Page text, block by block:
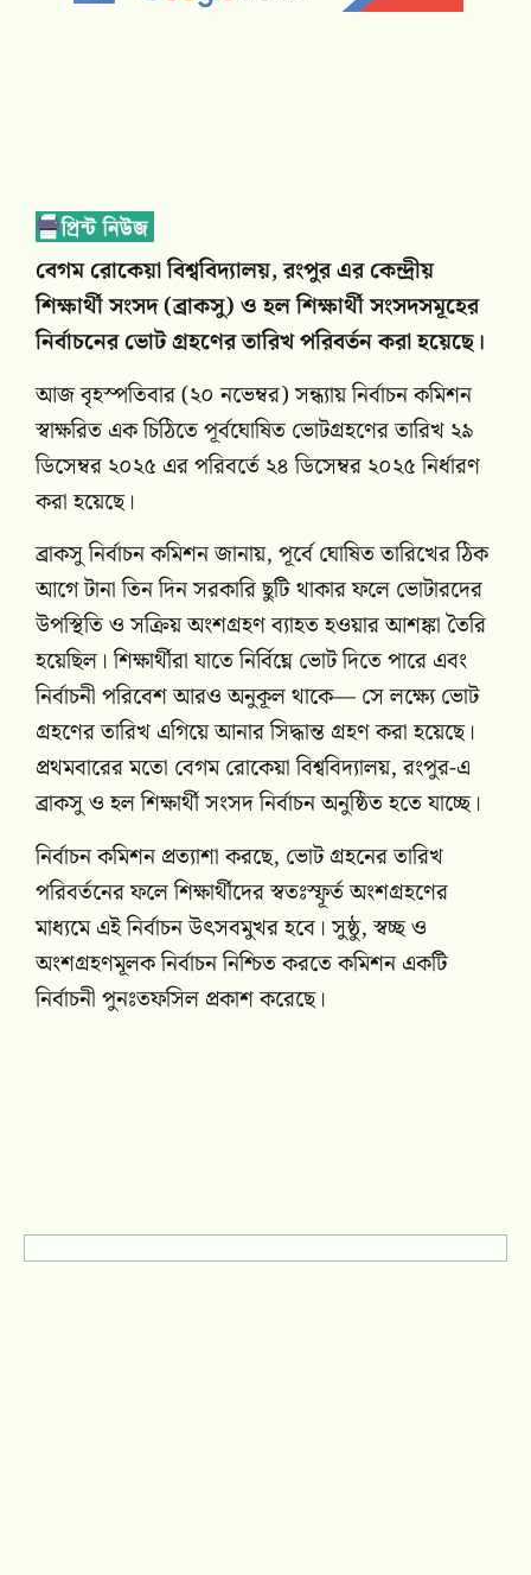
বেগম রোকেয়া বিশ্ববিদ্যালয়, রংপুর এর কেন্দ্রীয়
শিক্ষার্থী সংসদ (ব্রাকসু) ও হল শিক্ষার্থী সংসদসমূহের
নির্বাচনের ভোট গ্রহণের তারিখ পরিবর্তন করা হয়েছে।
আজ বৃহস্পতিবার (২০ নভেম্বর) সন্ধ্যায় নির্বাচন কমিশন
স্বাক্ষরিত এক চিঠিতে পূর্বঘোষিত ভোটগ্রহণের তারিখ ২৯
ডিসেম্বর ২০২৫ এর পরিবর্তে ২৪ ডিসেম্বর ২০২৫ নির্ধারণ
করা হয়েছে।
ব্রাকসু নির্বাচন কমিশন জানায়, পূর্বে ঘোষিত তারিখের ঠিক
আগে টানা তিন দিন সরকারি ছুটি থাকার ফলে ভোটারদের
উপস্থিতি ও সক্রিয় অংশগ্রহণ ব্যাহত হওয়ার আশঙ্কা তৈরি
হয়েছিল। শিক্ষার্থীরা যাতে নির্বিঘ্নে ভোট দিতে পারে এবং
নির্বাচনী পরিবেশ আরও অনুকূল থাকে— সে লক্ষ্যে ভোট
গ্রহণের তারিখ এগিয়ে আনার সিদ্ধান্ত গ্রহণ করা হয়েছে।
প্রথমবারের মতো বেগম রোকেয়া বিশ্ববিদ্যালয়, রংপুর-এ
ব্রাকসু ও হল শিক্ষার্থী সংসদ নির্বাচন অনুষ্ঠিত হতে যাচ্ছে।
নির্বাচন কমিশন প্রত্যাশা করছে, ভোট গ্রহনের তারিখ
পরিবর্তনের ফলে শিক্ষার্থীদের স্বতঃস্ফূর্ত অংশগ্রহণের
মাধ্যমে এই নির্বাচন উৎসবমুখর হবে। সুষ্ঠু, স্বচ্ছ ও
অংশগ্রহণমূলক নির্বাচন নিশ্চিত করতে কমিশন একটি
নির্বাচনী পুনঃতফসিল প্রকাশ করেছে।